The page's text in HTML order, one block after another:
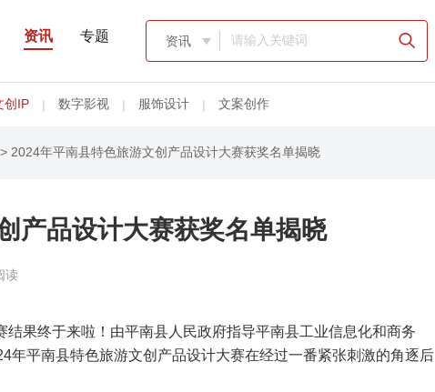
资讯 专题 资讯  
创IP | 数字影视 | 服饰设计 | 文案创作
> 2024年平南县特色旅游文创产品设计大赛获奖名单揭晓
产品设计大赛获奖名单揭晓
读
结果终于来啦！由平南县人民政府指导平南县工业信息化和商务
年平南县特色旅游文创产品设计大赛在经过一番紧张刺激的角逐后